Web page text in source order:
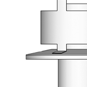
Downloads